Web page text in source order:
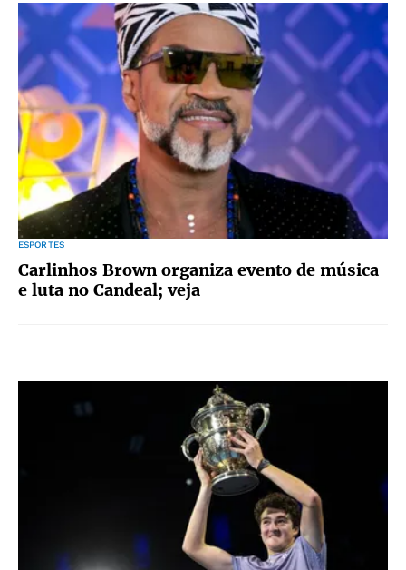
ESPORTES
Carlinhos Brown organiza evento de música
e luta no Candeal; veja